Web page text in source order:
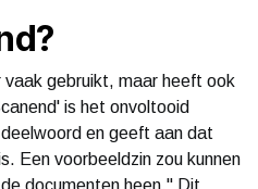
gebruikt, maar heeft ook
is het onvoltooid
en geeft aan dat
Een voorbeeldzin zou kunnen
documenten heen." Dit